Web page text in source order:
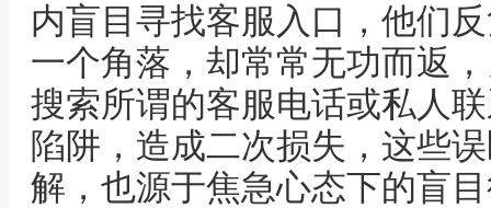
内盲目寻找客服入口，他们
一个角落，却常常无功而返
搜索所谓的客服电话或私人
陷阱，造成二次损失，这些
解，也源于焦急心态下的盲